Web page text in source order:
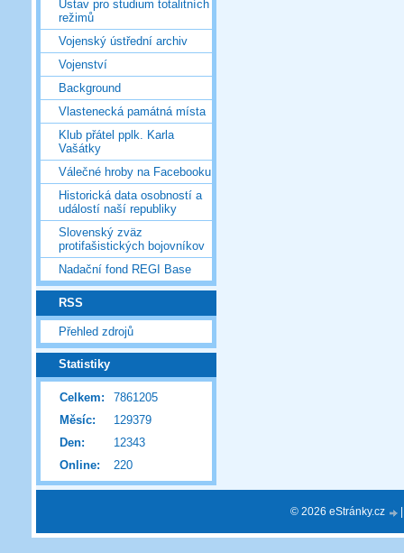
Ústav pro studium totalitních
režimů
Vojenský ústřední archiv
Vojenství
Background
Vlastenecká památná místa
Klub přátel pplk. Karla
Vašátky
Válečné hroby na Facebooku
Historická data osobností a
událostí naší republiky
Slovenský zväz
protifašistických bojovníkov
Nadační fond REGI Base
RSS
Přehled zdrojů
Statistiky
Online: 220
Celkem:
7861205
Měsíc:
129379
Den:
12343
© 2026 eStránky.cz